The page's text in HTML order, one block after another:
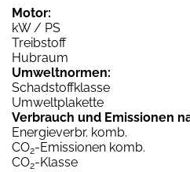
Motor:
kW / PS
Treibstoff
Hubraum
Umweltnormen:
Schadstoffklasse
Umweltplakette
Verbrauch und Emissionen
Energieverbr. komb.
CO2-Emissionen komb.
CO2-Klasse